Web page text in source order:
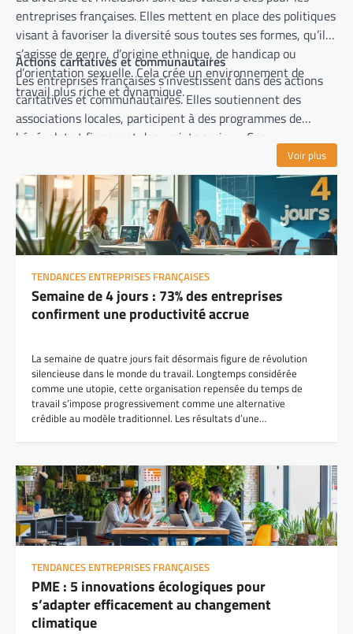
entreprises françaises. Elles mettent en place des politiques
visant à favoriser la diversité sous toutes ses formes, qu’il
s’agisse de genre, d’origine ethnique, de handicap ou
d’orientation sexuelle. Cela crée un environnement de
travail plus riche et dynamique.
Actions caritatives et communautaires
Les entreprises françaises s’investissent dans des actions
caritatives et communautaires. Elles soutiennent des
associations locales, participent à des programmes de
bénévolat et financent des projets sociaux. Ces
engagements renforcent les liens avec la communauté et
démontrent la responsabilité sociale des entreprises.
Voir plus
TENDANCES ENTREPRISES FRANÇAISES
Semaine de 4 jours : 73% des entreprises
confirment une productivité accrue
La semaine de quatre jours fait désormais figure de révolution
silencieuse dans le monde du travail. Longtemps considérée
comme une utopie, cette organisation repensée du temps de
travail s’impose progressivement comme une alternative
crédible au modèle traditionnel. Les résultats d’une…
TENDANCES ENTREPRISES FRANÇAISES
PME : 5 innovations écologiques pour
s’adapter efficacement au changement
climatique